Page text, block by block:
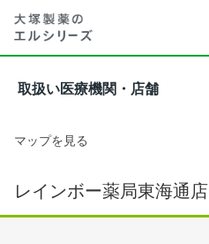
取扱い医療機関・店舗
マップを見る
レインボー薬局東海通店